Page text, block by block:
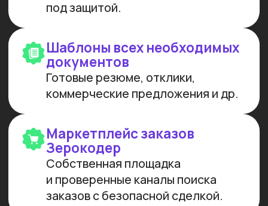
МЫ СОЗДАЕМ
ФУНДАМЕНТАЛЬНОЕ
ОБРАЗОВАНИЕ В ОБЛАСТИ
ИСКУССТВЕННОГО
ИНТЕЛЛЕКТА
И РАЗРАБОТКИ